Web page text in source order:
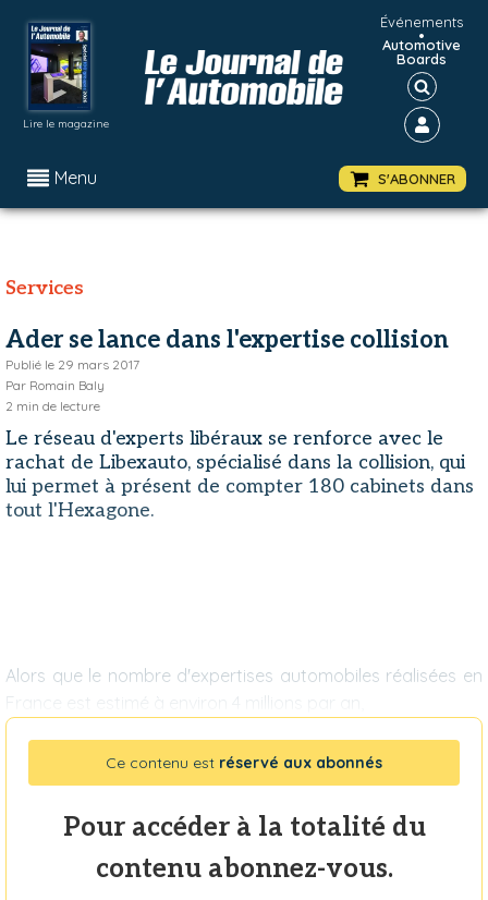
Lire le magazine
Événements
•
Automotive
Boards
Menu S'ABONNER
Services
Ader se lance dans l'expertise collision
Publié le 29 mars 2017
Par Romain Baly
2 min de lecture
Le réseau d'experts libéraux se renforce avec le
rachat de Libexauto, spécialisé dans la collision, qui
lui permet à présent de compter 180 cabinets dans
tout l'Hexagone.
Alors que le nombre d'expertises automobiles réalisées en
France est estimé à environ 4 millions par an,
Ce contenu est réservé aux abonnés
Pour accéder à la totalité du
contenu abonnez-vous.